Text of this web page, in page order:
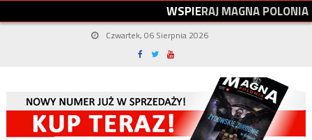
WSPIERAJMAGNAPOLONIA
Czwartek, 06 Sierpnia 2026